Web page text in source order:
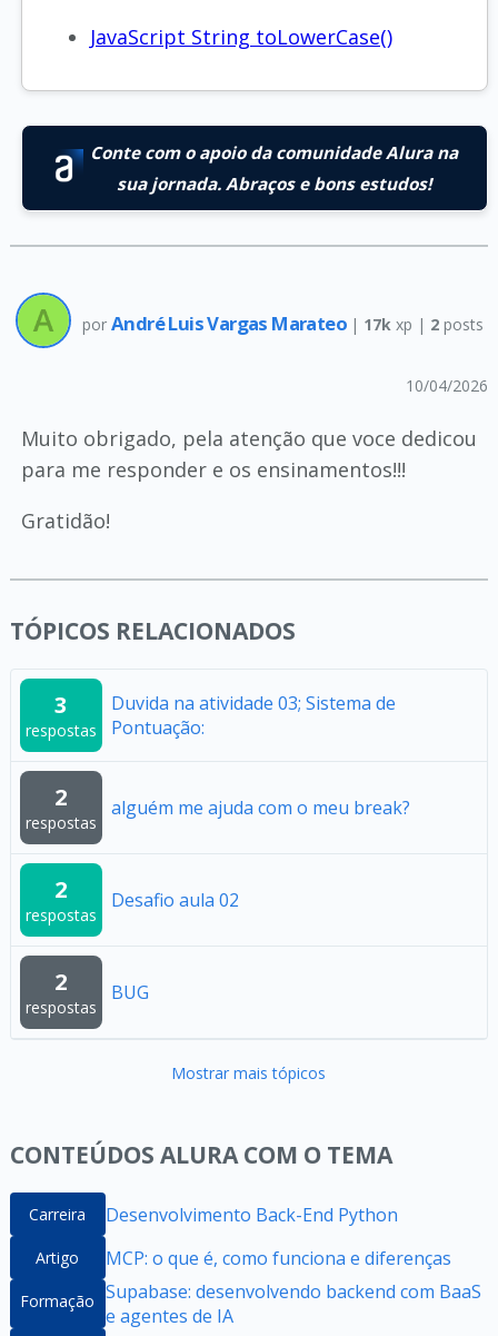
JavaScript String toLowerCase()
Conte com o apoio da comunidade Alura na
sua jornada. Abraços e bons estudos!
por André Luis Vargas Marateo | 17k xp | 2 posts
10/04/2026
Muito obrigado, pela atenção que voce dedicou
para me responder e os ensinamentos!!!
Gratidão!
TÓPICOS RELACIONADOS
3
respostas
Duvida na atividade 03; Sistema de
Pontuação:
2
respostas
alguém me ajuda com o meu break?
2
respostas
Desafio aula 02
2
respostas
BUG
Mostrar mais tópicos
CONTEÚDOS ALURA COM O TEMA
Carreira Desenvolvimento Back-End Python
Artigo MCP: o que é, como funciona e diferenças
Formação Supabase: desenvolvendo backend com BaaS
e agentes de IA